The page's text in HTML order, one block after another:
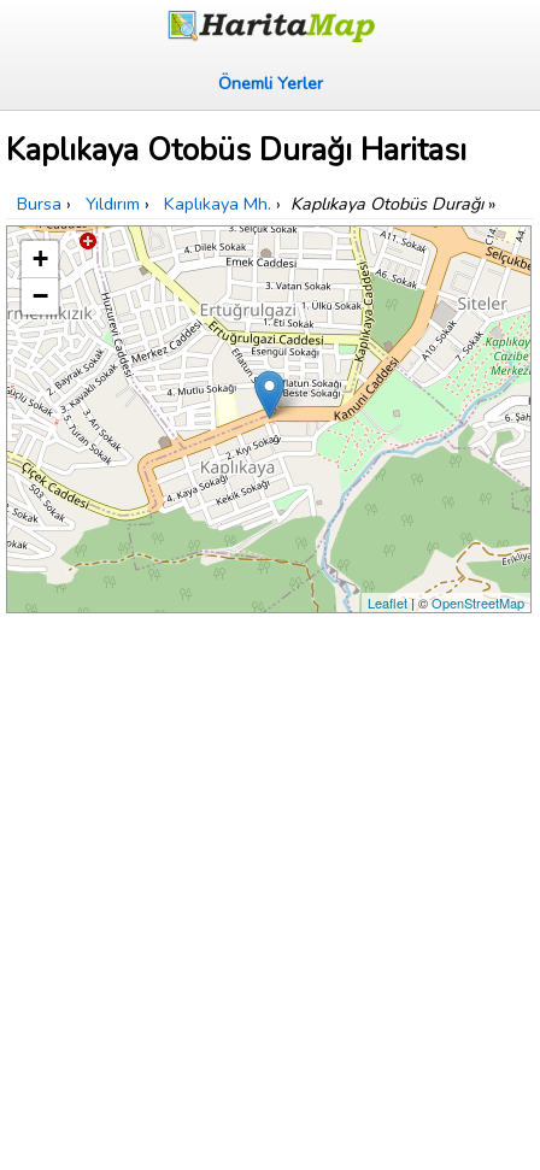
Önemli Yerler
Kaplıkaya Otobüs Durağı Haritası
Bursa › Yıldırım › Kaplıkaya Mh. › Kaplıkaya Otobüs Durağı»
+
−
Leaflet| ©OpenStreetMap